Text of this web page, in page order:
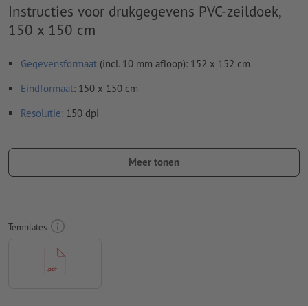
Instructies voor drukgegevens PVC-zeildoek,
150 x 150 cm
Gegevensformaat (incl. 10 mm afloop): 152 x 152 cm
Eindformaat: 150 x 150 cm
Resolutie: 150 dpi
Lettertypesmoeten volledig worden ingesloten of omgezet
Kleurmodus:
Spel- en zetfouten
Overdrukinstellingen
Meer tonen
Templates